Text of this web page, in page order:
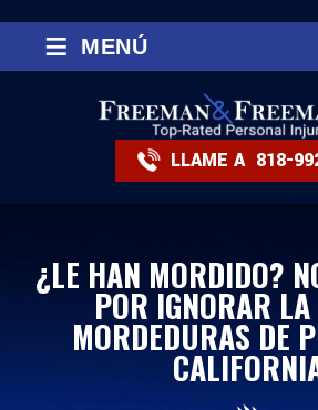
LLAME A 818-
≡ MENÚ
¿LE HAN MORDIDO?
POR IGNORAR LA
MORDEDURAS DE